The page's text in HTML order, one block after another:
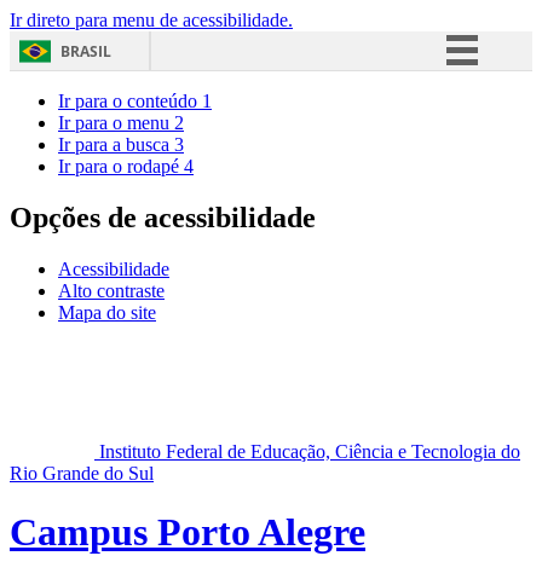
Ir direto para menu de acessibilidade.
BRASIL
Acesso à informação
Ir para o conteúdo 1
Ir para o menu 2
Ir para a busca 3
Ir para o rodapé 4
Opções de acessibilidade
Acessibilidade
Alto contraste
Mapa do site
Instituto Federal de Educação, Ciência e Tecnologia do
Rio Grande do Sul
Campus Porto Alegre